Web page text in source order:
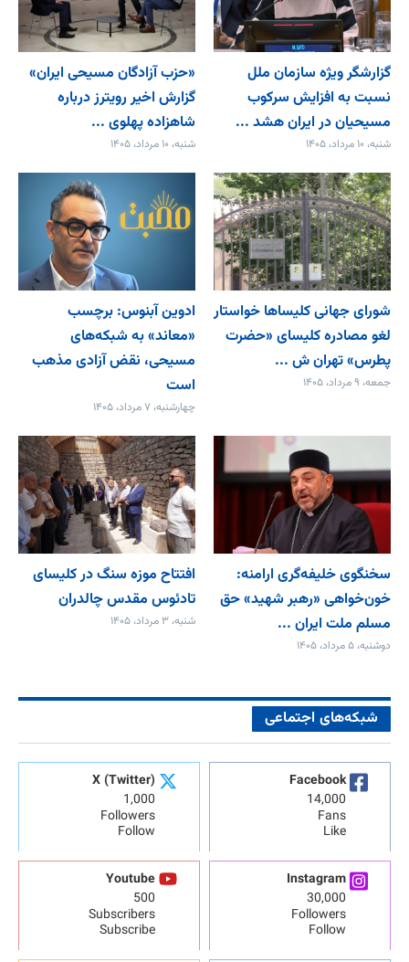
گزارشگر ویژه سازمان ملل
نسبت به افزایش سرکوب
مسیحیان در ایران هشد ...
شنبه، ۱۰ مرداد، ۱۴۰۵
«حزب آزادگان مسیحی ایران»
گزارش اخیر رویترز درباره
شاهزاده پهلوی ...
شنبه، ۱۰ مرداد، ۱۴۰۵
شورای جهانی کلیساها خواستار
لغو مصادره کلیسای «حضرت
پطرس» تهران ش ...
جمعه، ۹ مرداد، ۱۴۰۵
ادوین آبنوس: برچسب
«معاند» به شبکه‌های
مسیحی، نقض آزادی مذهب
است
چهارشنبه، ۷ مرداد، ۱۴۰۵
سخنگوی خلیفه‌گری ارامنه:
خون‌خواهی «رهبر شهید» حق
مسلم ملت ایران ...
دوشنبه، ۵ مرداد، ۱۴۰۵
افتتاح موزه سنگ در کلیسای
تادئوس مقدس چالدران
شنبه، ۳ مرداد، ۱۴۰۵
شبکه‌های اجتماعی
Facebook
14,000
Fans
Like
X (Twitter)
1,000
Followers
Follow
Instagram
30,000
Followers
Follow
Youtube
500
Subscribers
Subscribe